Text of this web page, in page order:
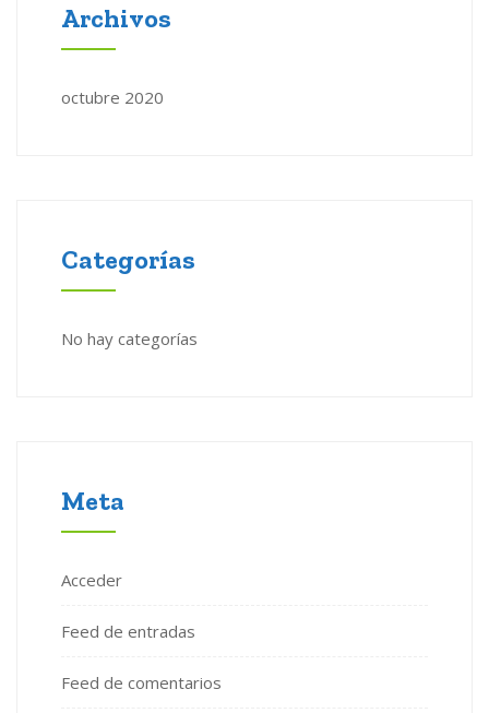
Archivos
octubre 2020
Categorías
No hay categorías
Meta
Acceder
Feed de entradas
Feed de comentarios